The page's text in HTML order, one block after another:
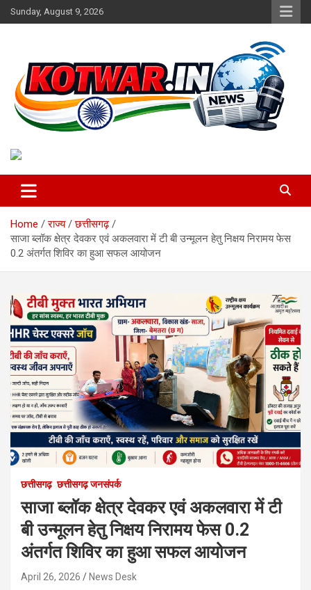
Skip
to
Sunday, August 9, 2026
kotwar.in
Home राज्य
छत्तीसगढ़
साजा ब्लॉक क्षेत्र देवकर एवं अकलवारा में टी बी उन्मूलन हेतु निक्षय निरामय फेस
0.2 अंतर्गत शिविर का हुआ सफल आयोजन
छत्तीसगढ़ छत्तीसगढ़ जनसंपर्क
साजा ब्लॉक क्षेत्र देवकर एवं अकलवारा में टी
बी उन्मूलन हेतु निक्षय निरामय फेस 0.2
अंतर्गत शिविर का हुआ सफल आयोजन
April 26, 2026 News Desk